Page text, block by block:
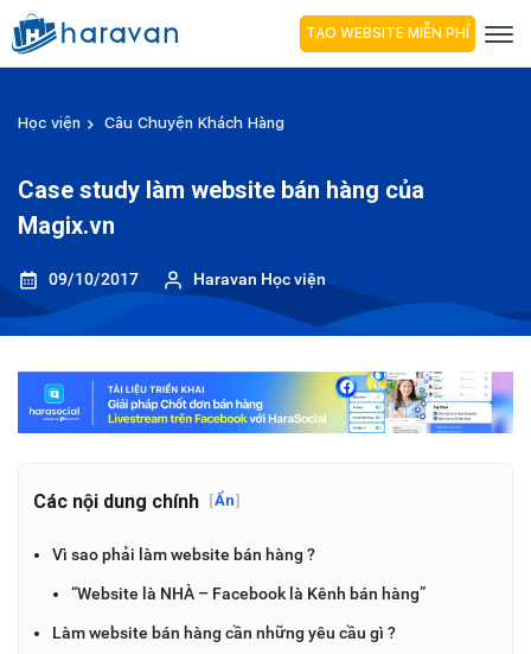
TẠO WEBSITE MIỄN PHÍ
Học viện Câu Chuyện Khách Hàng
Case study làm website bán hàng của
Magix.vn
09/10/2017 Haravan Học viện
Các nội dung chính [Ẩn]
Vì sao phải làm website bán hàng ?
“Website là NHÀ – Facebook là Kênh bán hàng”
Làm website bán hàng cần những yêu cầu gì ?